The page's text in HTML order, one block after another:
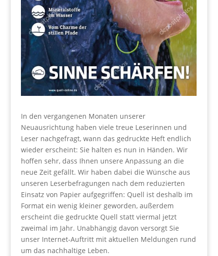
In den vergangenen Monaten unserer
Neuausrichtung haben viele treue Leserinnen und
Leser nachgefragt, wann das gedruckte Heft endlich
wieder erscheint: Sie halten es nun in Händen. Wir
hoffen sehr, dass Ihnen unsere Anpassung an die
neue Zeit gefällt. Wir haben dabei die Wünsche aus
unseren Leserbefragungen nach dem reduzierten
Einsatz von Papier aufgegriffen: Quell ist deshalb im
Format ein wenig kleiner geworden, außerdem
erscheint die gedruckte Quell statt viermal jetzt
zweimal im Jahr. Unabhängig davon versorgt Sie
unser Internet-Auftritt mit aktuellen Meldungen rund
um das nachhaltige Leben.